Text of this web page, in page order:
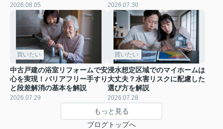
2026.08.05 2026.07.30
買いたい
中古戸建の浴室リフォームで安
心を実現！バリアフリー手すり
と段差解消の基本を解説
2026.07.29
買いたい
浸水想定区域でのマイホームは
大丈夫？水害リスクに配慮した
選び方を解説
2026.07.28
もっと見る
ブログトップへ